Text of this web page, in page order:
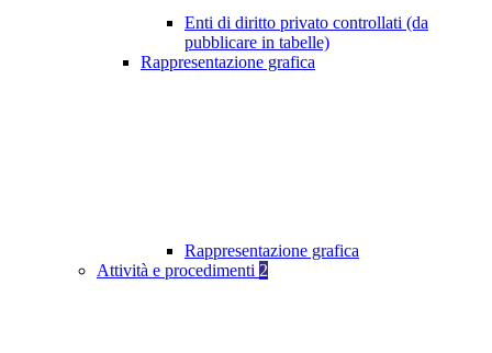
Enti di diritto privato controllati (da
pubblicare in tabelle)
Rappresentazione grafica
Rappresentazione grafica
Attività e procedimenti 2